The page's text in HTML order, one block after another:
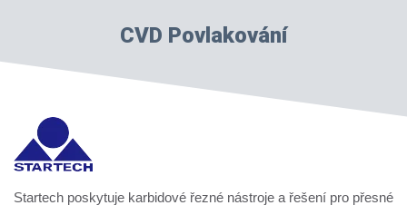
CVD Povlakování
Startech poskytuje karbidové řezné nástroje a řešení pro přesné